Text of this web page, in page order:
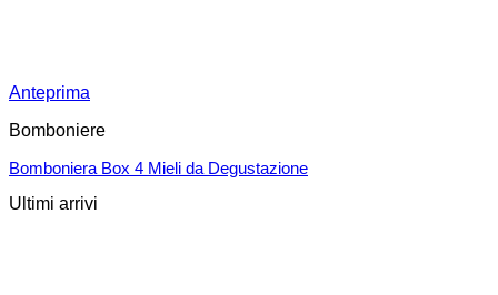
Anteprima
Bomboniere
Bomboniera Box 4 Mieli da Degustazione
Ultimi arrivi